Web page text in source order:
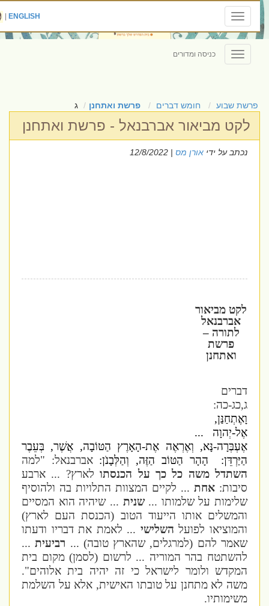
Toggle
navigation
ENGLISH
|
Toggle
navigation
כניסה ומדורים
פרשת שבוע חומש דברים פרשת ואתחנן ג
לקט מביאור אברבנאל - פרשת ואתחנן
נכתב על ידיאורן מס| 12/8/2022
לקט מביאור
אברבנאל
לתורה –
פרשת
ואתחנן
דברים
ג,כג-כה:
וָאֶתְחַנַּן,
אֶל-יְהוָה ...
אֶעְבְּרָה-נָּא, וְאֶרְאֶה אֶת-הָאָרֶץ הַטּוֹבָה, אֲשֶׁר, בְּעֵבֶר
הַיַּרְדֵּן: הָהָר הַטּוֹב הַזֶּה, וְהַלְּבָנֹן:אברבנאל: "למה
השתדל משה כל כך על הכנסתולארץ? ... ארבע
סיבות:אחת... לקיים המצוות התלויות בה ולהוסיף
שלימות על שלמותו ...שנית... שיהיה הוא המסיים
והמשלים אותו הייעוד הטוב (הכנסת העם לארץ)
והמוציאו לפועלהשלישי... לאמת את דבריו ודעתו
שאמר להם (למרגלים, שהארץ טובה) ...רביעית...
להשתטח בהר המוריה ... לרשום (לסמן) מקום בית
המקדש ולומר לישראל כי זה יהיה בית אלוהים".
משה לא מתחנן על טובתו האישית, אלא על השלמת
משימותיו.